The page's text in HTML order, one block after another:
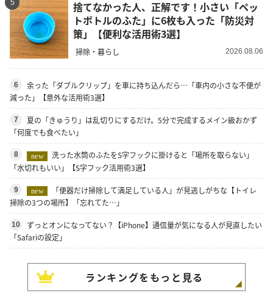
5
捨てなかった人、正解です！小さい「ペッ
トボトルのふた」に6枚も入った「防災対
策」【便利な活用術3選】
掃除・暮らし 2026.08.06
6
余った「ダブルクリップ」を車に持ち込んだら…「車内の小さな不便が
減った」【意外な活用術3選】
7
夏の「きゅうり」は乱切りにするだけ。5分で完成するメイン級おかず
「何度でも食べたい」
8 new
洗った水筒のふたをS字フックに掛けると「場所を取らない」
「水切れもいい」【S字フック活用術3選】
9 new
「便器だけ掃除して満足している人」が見逃しがちな【トイレ
掃除の3つの場所】「忘れてた…」
10
ずっとオンになってない？【iPhone】通信量が気になる人が見直したい
「Safariの設定」
ランキングをもっと見る